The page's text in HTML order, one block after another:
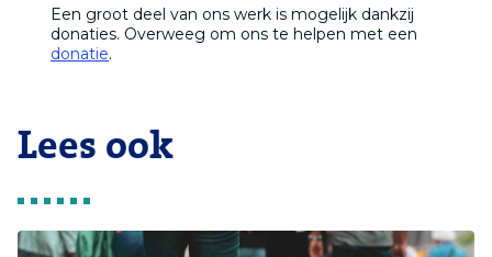
Een groot deel van ons werk is mogelijk dankzij
donaties. Overweeg om ons te helpen met een
donatie.
Lees ook